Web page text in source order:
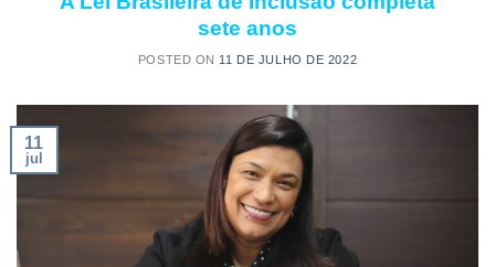
sete anos
POSTED ON 11 DE JULHO DE 2022
11
jul